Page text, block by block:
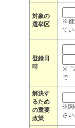
対象の
選挙区
※都
てい
登録日
時
※「
で
解決す
るため
の重要
政策
※関
さい